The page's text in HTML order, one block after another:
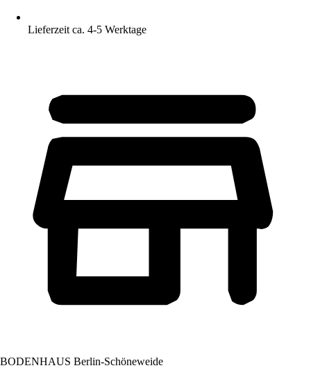
Lieferzeit ca. 4-5 Werktage
BODENHAUS Berlin-Schöneweide